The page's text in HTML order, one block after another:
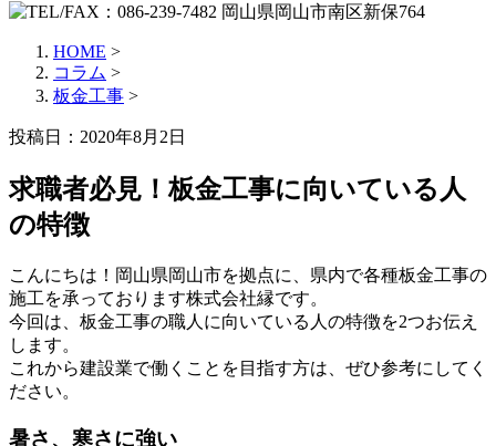
HOME >
コラム >
板金工事 >
投稿日：2020年8月2日
求職者必見！板金工事に向いている人
の特徴
こんにちは！岡山県岡山市を拠点に、県内で各種板金工事の
施工を承っております株式会社縁です。
今回は、板金工事の職人に向いている人の特徴を2つお伝え
します。
これから建設業で働くことを目指す方は、ぜひ参考にしてく
ださい。
暑さ、寒さに強い